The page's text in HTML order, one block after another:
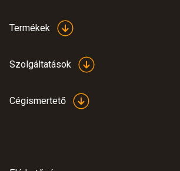
Termékek
Szolgáltatások
Cégismertető